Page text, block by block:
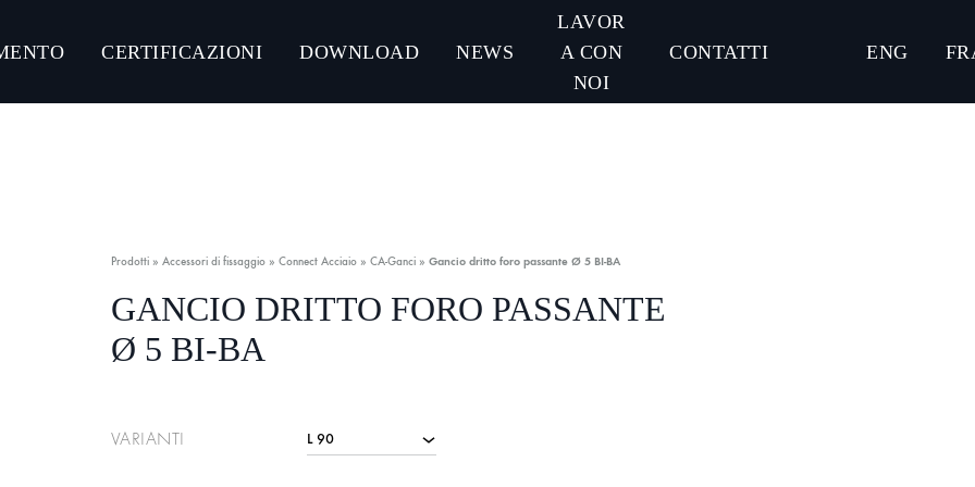
CONNECT ZINCO MAGNESIO
CERTIFICAZIONI DOWNLOAD NEWS
LAVOR
A CON
NOI
CONTATTI ENG
Prodotti» Accessori di fissaggio» Connect Acciaio» CA-Ganci» Gancio dritto foro passante Ø 5 BI-BA
GANCIO DRITTO FORO PASSANTE
Ø 5 BI-BA
VARIANTI